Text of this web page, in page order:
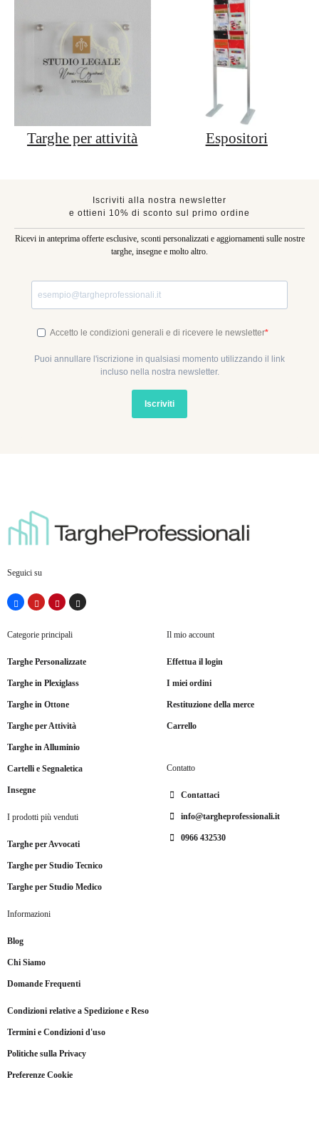
Targhe per attività Espositori
Iscriviti alla nostra newsletter
e ottieni 10% di sconto sul primo ordine
Ricevi in anteprima offerte esclusive, sconti personalizzati e aggiornamenti sulle nostre
targhe, insegne e molto altro.
Accetto le condizioni generali e di ricevere le newsletter
Puoi annullare l'iscrizione in qualsiasi momento utilizzando il link
incluso nella nostra newsletter.
Iscriviti
Seguici su
Categorie principali
Targhe Personalizzate
Targhe in Plexiglass
Targhe in Ottone
Targhe per Attività
Targhe in Alluminio
Cartelli e Segnaletica
Insegne
I prodotti più venduti
Targhe per Avvocati
Targhe per Studio Tecnico
Targhe per Studio Medico
Il mio account
Effettua il login
I miei ordini
Restituzione della merce
Carrello
Contatto
Contattaci
info@targheprofessionali.it
0966 432530
Informazioni
Blog
Chi Siamo
Domande Frequenti
Condizioni relative a Spedizione e Reso
Termini e Condizioni d'uso
Politiche sulla Privacy
Preferenze Cookie